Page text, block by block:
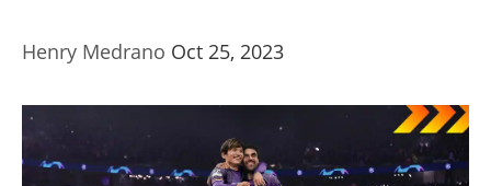
Henry Medrano Oct 25, 2023